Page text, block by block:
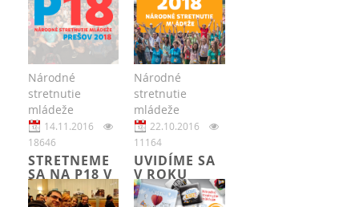
Národné
stretnutie
mládeže
14.11.2016
18646
STRETNEME
SA NA P18 V
PREŠOVE
Národné
stretnutie
mládeže
22.10.2016
11164
UVIDÍME SA
V ROKU
2018?